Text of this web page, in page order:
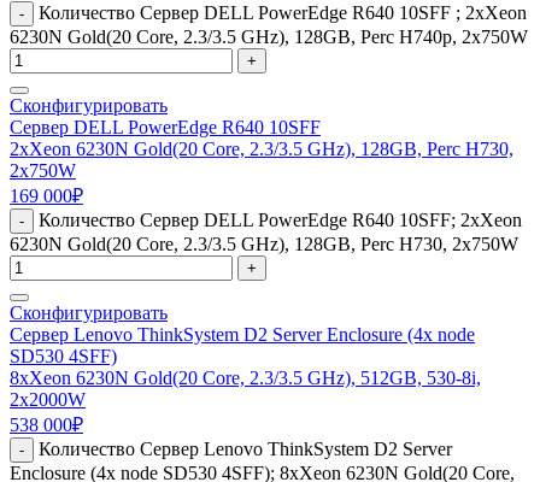
-
Количество Сервер DELL PowerEdge R640 10SFF ; 2xXeon
6230N Gold(20 Core, 2.3/3.5 GHz), 128GB, Perc H740p, 2x750W
+
Сконфигурировать
Сервер DELL PowerEdge R640 10SFF
2xXeon 6230N Gold(20 Core, 2.3/3.5 GHz), 128GB, Perc H730,
2x750W
169 000₽
-
Количество Сервер DELL PowerEdge R640 10SFF; 2xXeon
6230N Gold(20 Core, 2.3/3.5 GHz), 128GB, Perc H730, 2x750W
+
Сконфигурировать
Сервер Lenovo ThinkSystem D2 Server Enclosure (4x node
SD530 4SFF)
8xXeon 6230N Gold(20 Core, 2.3/3.5 GHz), 512GB, 530-8i,
2x2000W
538 000₽
-
Количество Сервер Lenovo ThinkSystem D2 Server
Enclosure (4x node SD530 4SFF); 8xXeon 6230N Gold(20 Core,